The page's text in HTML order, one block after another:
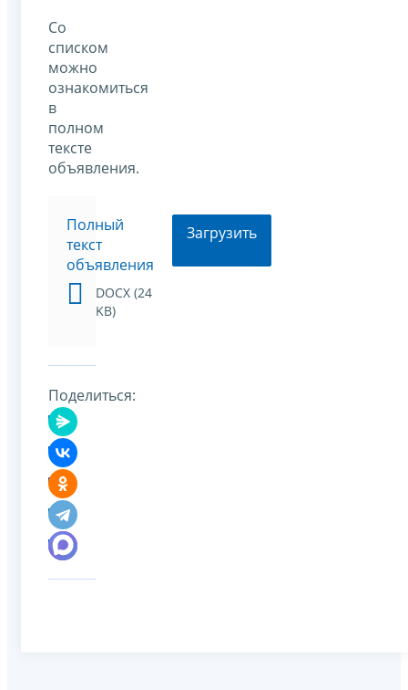
Со
списком
можно
ознакомиться
в
полном
тексте
объявления.
Полный
текст
объявления
DOCX (24
KB)
Загрузить
Поделиться: